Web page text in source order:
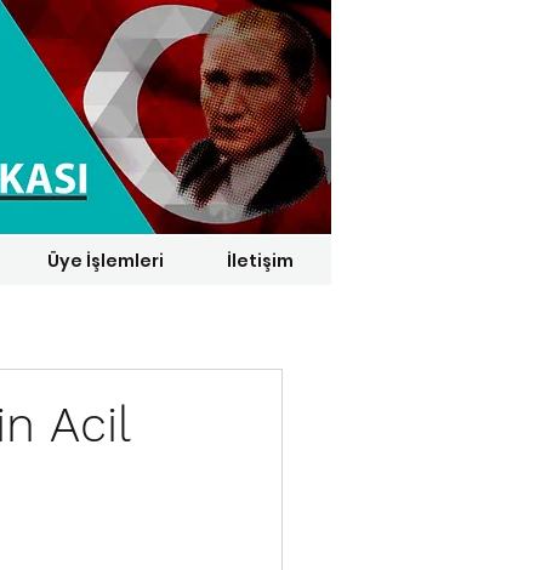
Üye İşlemleri İletişim
Acil